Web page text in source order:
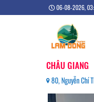
06-08-2026,
CHÂU GIANG
80, Nguyễn Chí